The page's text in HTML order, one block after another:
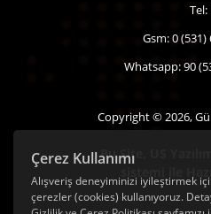
Çerez Kullanımı
Alışveriş deneyiminizi iyileştirmek
çerezler (cookies) kullanıyoruz.
Tel:
Gsm: 0 (531)
Whatsapp: 90
Copyright © 2026,
Bu Site,